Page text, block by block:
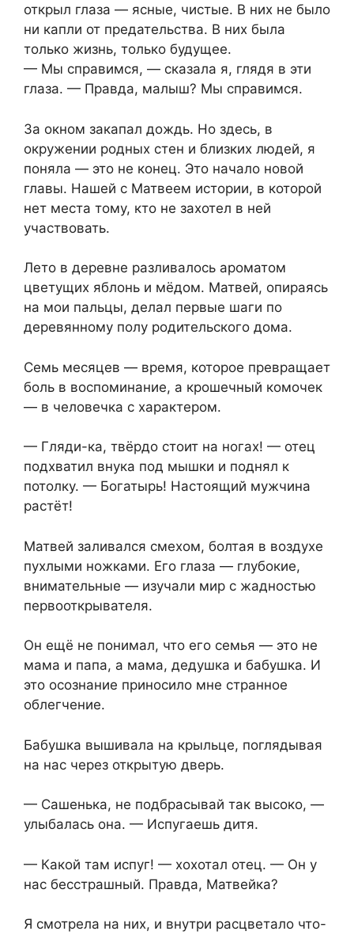
открыл глаза — ясные, чистые. В них не было
ни капли от предательства. В них была
только жизнь, только будущее.
— Мы справимся, — сказала я, глядя в эти
глаза. — Правда, малыш? Мы справимся.
За окном закапал дождь. Но здесь, в
окружении родных стен и близких людей, я
поняла — это не конец. Это начало новой
главы. Нашей с Матвеем истории, в которой
нет места тому, кто не захотел в ней
участвовать.
Лето в деревне разливалось ароматом
цветущих яблонь и мёдом. Матвей, опираясь
на мои пальцы, делал первые шаги по
деревянному полу родительского дома.
Семь месяцев — время, которое превращает
боль в воспоминание, а крошечный комочек
— в человечка с характером.
— Гляди-ка, твёрдо стоит на ногах! — отец
подхватил внука под мышки и поднял к
потолку. — Богатырь! Настоящий мужчина
растёт!
Матвей заливался смехом, болтая в воздухе
пухлыми ножками. Его глаза — глубокие,
внимательные — изучали мир с жадностью
первооткрывателя.
Он ещё не понимал, что его семья — это не
мама и папа, а мама, дедушка и бабушка. И
это осознание приносило мне странное
облегчение.
Бабушка вышивала на крыльце, поглядывая
на нас через открытую дверь.
— Сашенька, не подбрасывай так высоко, —
улыбалась она. — Испугаешь дитя.
— Какой там испуг! — хохотал отец. — Он у
нас бесстрашный. Правда, Матвейка?
Я смотрела на них, и внутри расцветало что-